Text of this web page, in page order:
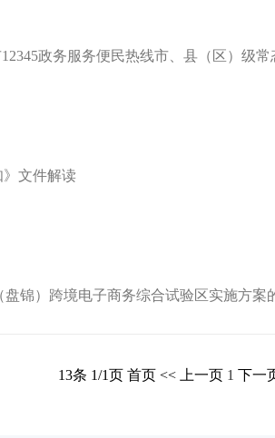
政务服务便民热线市、县（区）级
》文件解读
锦）跨境电子商务综合试验区实施方案
13条 1/1页 首页 << 上一页 1 下一